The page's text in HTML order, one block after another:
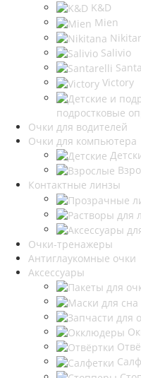
K&D
Mien
Salivio
Victory
подростковые
Очки для водителей
Очки для компьютера
Контактные линзы
Очки-тренажеры
Антиглаукомные очки
Аксессуары